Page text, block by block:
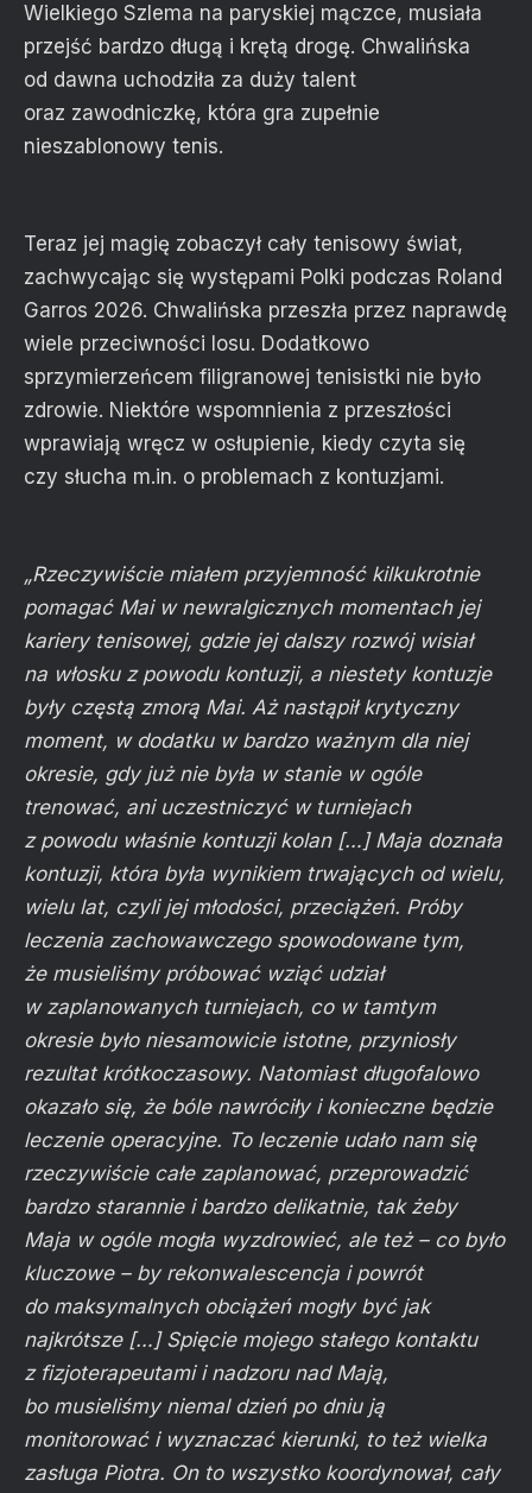
Wielkiego Szlema na paryskiej mączce, musiała
przejść bardzo długą i krętą drogę. Chwalińska
od dawna uchodziła za duży talent
oraz zawodniczkę, która gra zupełnie
nieszablonowy tenis.
Teraz jej magię zobaczył cały tenisowy świat,
zachwycając się występami Polki podczas Roland
Garros 2026. Chwalińska przeszła przez naprawdę
wiele przeciwności losu. Dodatkowo
sprzymierzeńcem filigranowej tenisistki nie było
zdrowie. Niektóre wspomnienia z przeszłości
wprawiają wręcz w osłupienie, kiedy czyta się
czy słucha m.in. o problemach z kontuzjami.
„Rzeczywiście miałem przyjemność kilkukrotnie
pomagać Mai w newralgicznych momentach jej
kariery tenisowej, gdzie jej dalszy rozwój wisiał
na włosku z powodu kontuzji, a niestety kontuzje
były częstą zmorą Mai. Aż nastąpił krytyczny
moment, w dodatku w bardzo ważnym dla niej
okresie, gdy już nie była w stanie w ogóle
trenować, ani uczestniczyć w turniejach
z powodu właśnie kontuzji kolan […] Maja doznała
kontuzji, która była wynikiem trwających od wielu,
wielu lat, czyli jej młodości, przeciążeń. Próby
leczenia zachowawczego spowodowane tym,
że musieliśmy próbować wziąć udział
w zaplanowanych turniejach, co w tamtym
okresie było niesamowicie istotne, przyniosły
rezultat krótkoczasowy. Natomiast długofalowo
okazało się, że bóle nawróciły i konieczne będzie
leczenie operacyjne. To leczenie udało nam się
rzeczywiście całe zaplanować, przeprowadzić
bardzo starannie i bardzo delikatnie, tak żeby
Maja w ogóle mogła wyzdrowieć, ale też – co było
kluczowe – by rekonwalescencja i powrót
do maksymalnych obciążeń mogły być jak
najkrótsze […] Spięcie mojego stałego kontaktu
z fizjoterapeutami i nadzoru nad Mają,
bo musieliśmy niemal dzień po dniu ją
monitorować i wyznaczać kierunki, to też wielka
zasługa Piotra. On to wszystko koordynował, cały